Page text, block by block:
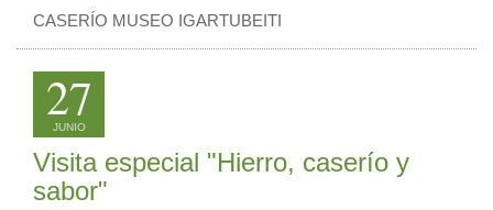
CASERÍO MUSEO IGARTUBEITI
27
JUNIO
Visita especial "Hierro, caserío y
sabor"